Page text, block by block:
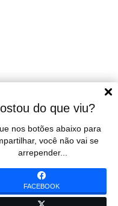
do que viu?
nos botões abaixo para
você não vai se
arrepender...
FACEBOOK